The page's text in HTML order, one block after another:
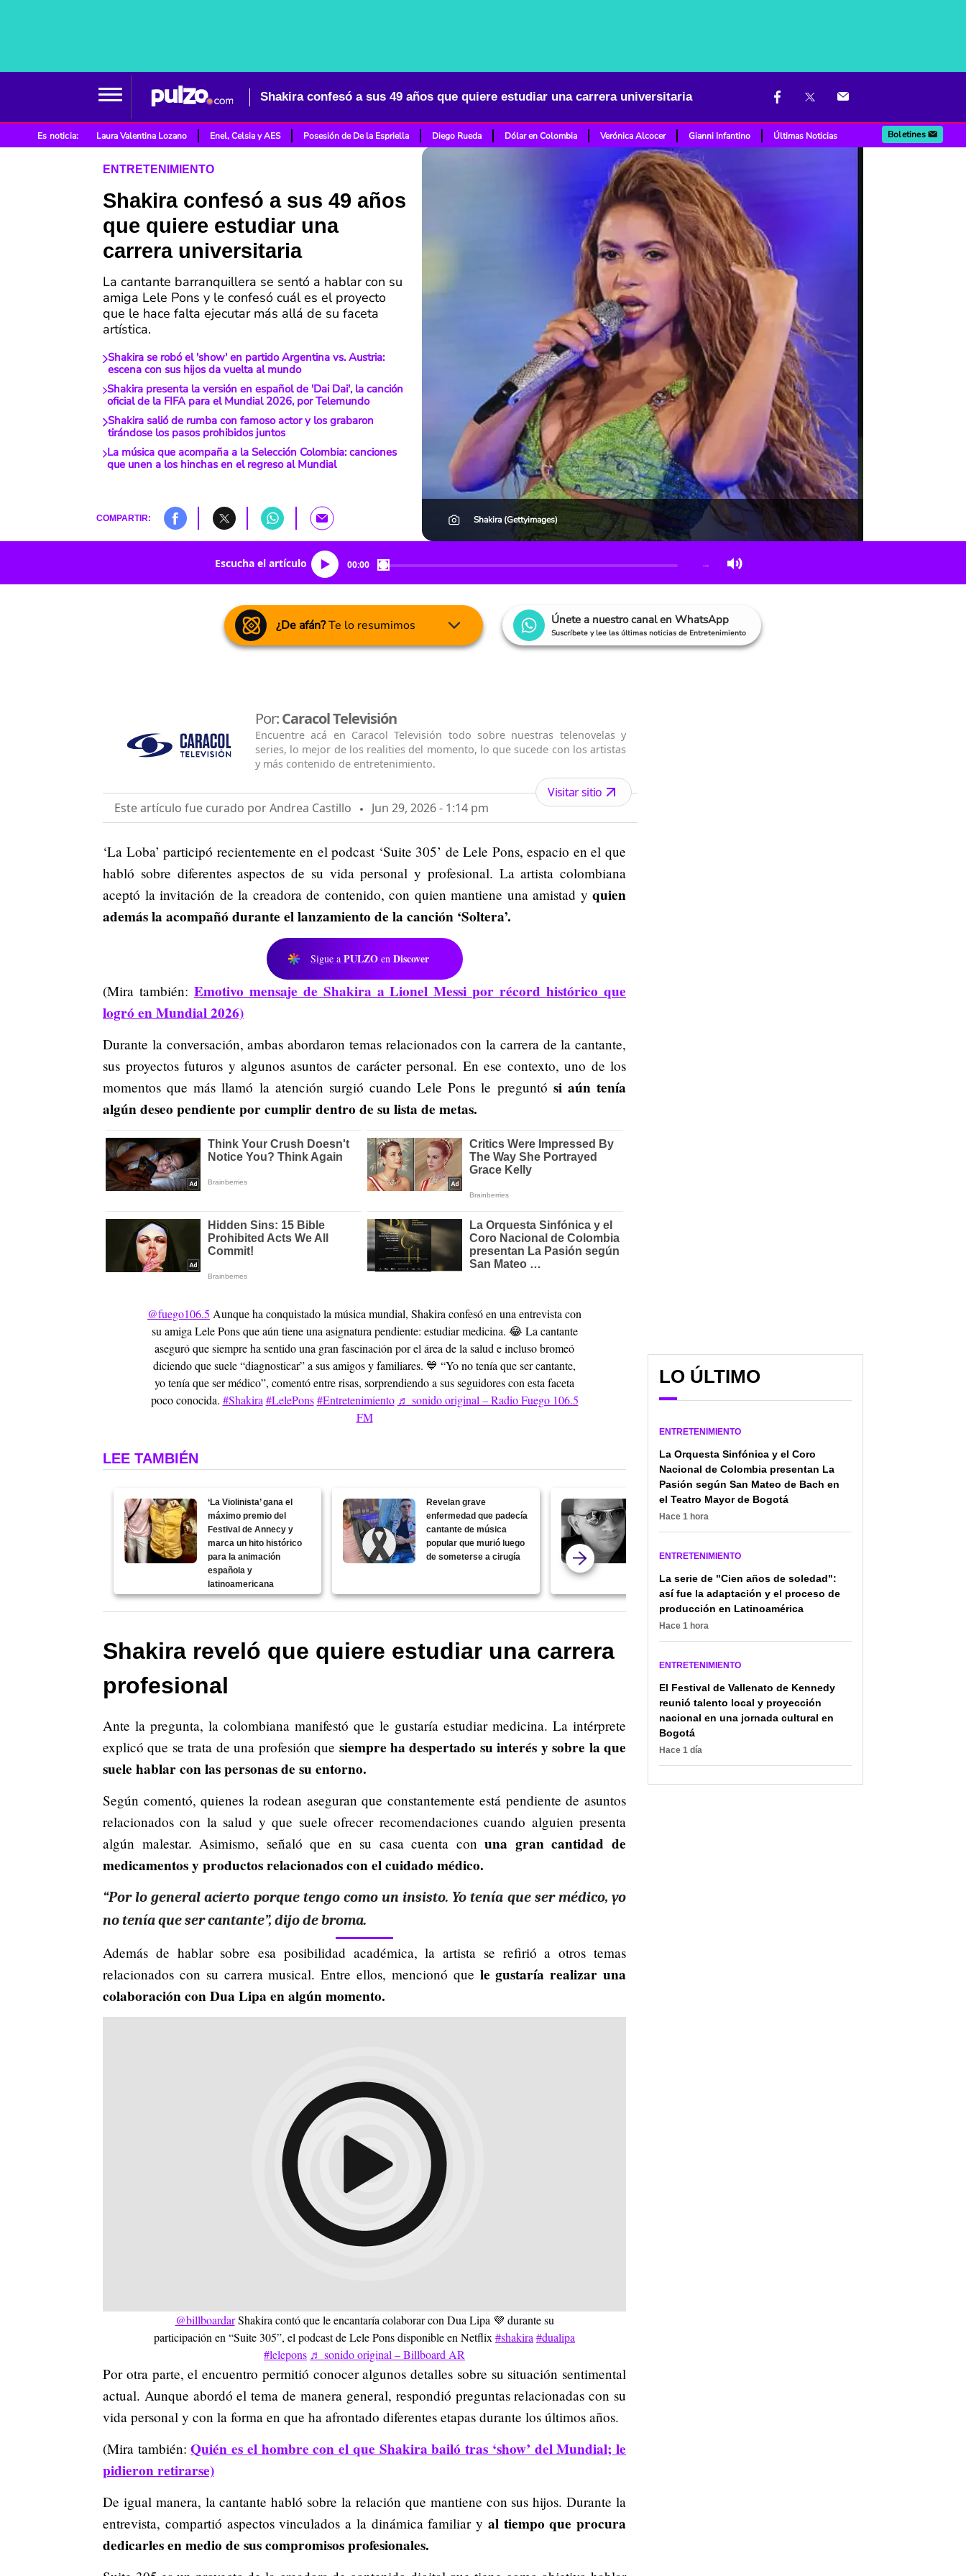
Shakira confesó a sus 49 años que quiere estudiar una carrera universitaria
Es noticia: Laura Valentina Lozano Enel, Celsia y AES Posesión de De la Espriella Diego Rueda Dólar en Colombia Verónica Alcocer Gianni Infantino Últimas Noticias Boletines
ENTRETENIMIENTO
Shakira confesó a sus 49 años
que quiere estudiar una
carrera universitaria
La cantante barranquillera se sentó a hablar con su
amiga Lele Pons y le confesó cuál es el proyecto
que le hace falta ejecutar más allá de su faceta
artística.
Shakira se robó el 'show' en partido Argentina vs. Austria:
escena con sus hijos da vuelta al mundo
Shakira presenta la versión en español de 'Dai Dai', la canción
oficial de la FIFA para el Mundial 2026, por Telemundo
Shakira salió de rumba con famoso actor y los grabaron
tirándose los pasos prohibidos juntos
La música que acompaña a la Selección Colombia: canciones
que unen a los hinchas en el regreso al Mundial
COMPARTIR: Shakira (Gettyimages)
Escucha el artículo 00:00 …
¿De afán?Te lo resumimos Únete a nuestro canal en WhatsApp
Suscríbete y lee las últimas noticias de Entretenimiento
Por:Caracol Televisión
Encuentre acá en Caracol Televisión todo sobre nuestras telenovelas y
series, lo mejor de los realities del momento, lo que sucede con los artistas
y más contenido de entretenimiento.
Este artículo fue curado por Andrea Castillo Jun 29, 2026 - 1:14 pm
Visitar sitio
‘La Loba’ participó recientemente en el podcast ‘Suite 305’ de Lele Pons, espacio en el que
habló sobre diferentes aspectos de su vida personal y profesional. La artista colombiana
aceptó la invitación de la creadora de contenido, con quien mantiene una amistad y quien
además la acompañó durante el lanzamiento de la canción ‘Soltera’.
Sigue a PULZO en Discover
(Mira también: Emotivo mensaje de Shakira a Lionel Messi por récord histórico que
logró en Mundial 2026)
Durante la conversación, ambas abordaron temas relacionados con la carrera de la cantante,
sus proyectos futuros y algunos asuntos de carácter personal. En ese contexto, uno de los
momentos que más llamó la atención surgió cuando Lele Pons le preguntó si aún tenía
algún deseo pendiente por cumplir dentro de su lista de metas.
@fuego106.5 Aunque ha conquistado la música mundial, Shakira confesó en una entrevista con
su amiga Lele Pons que aún tiene una asignatura pendiente: estudiar medicina. 😂 La cantante
aseguró que siempre ha sentido una gran fascinación por el área de la salud e incluso bromeó
diciendo que suele “diagnosticar” a sus amigos y familiares. 💙 “Yo no tenía que ser cantante,
yo tenía que ser médico”, comentó entre risas, sorprendiendo a sus seguidores con esta faceta
poco conocida. #Shakira #LelePons #Entretenimiento ♬ sonido original – Radio Fuego 106.5
FM
LEE TAMBIÉN
‘La Violinista’ gana el
máximo premio del
Festival de Annecy y
marca un hito histórico
para la animación
española y
latinoamericana
Revelan grave
enfermedad que padecía
cantante de música
popular que murió luego
de someterse a cirugía
Luto en la música
popular colombiana:
Shakira reveló que quiere estudiar una carrera
profesional
Ante la pregunta, la colombiana manifestó que le gustaría estudiar medicina. La intérprete
explicó que se trata de una profesión que siempre ha despertado su interés y sobre la que
suele hablar con las personas de su entorno.
Según comentó, quienes la rodean aseguran que constantemente está pendiente de asuntos
relacionados con la salud y que suele ofrecer recomendaciones cuando alguien presenta
algún malestar. Asimismo, señaló que en su casa cuenta conuna gran cantidad de
medicamentos y productos relacionados con el cuidado médico.
“Por lo general acierto porque tengo como un insisto. Yo tenía que ser médico, yo
no tenía que ser cantante”, dijo de broma.
Además de hablar sobre esa posibilidad académica, la artista se refirió a otros temas
relacionados con su carrera musical. Entre ellos, mencionó que le gustaría realizar una
colaboración con Dua Lipa en algún momento.
@billboardarShakira contó que le encantaría colaborar con Dua Lipa 💜 durante su
participación en “Suite 305”, el podcast de Lele Pons disponible en Netflix #shakira #dualipa
#lelepons ♬ sonido original – Billboard AR
Por otra parte, el encuentro permitió conocer algunos detalles sobre su situación sentimental
actual. Aunque abordó el tema de manera general, respondió preguntas relacionadas con su
vida personal y con la forma en que ha afrontado diferentes etapas durante los últimos años.
(Mira también:Quién es el hombre con el que Shakira bailó tras ‘show’ del Mundial; le
pidieron retirarse)
De igual manera, la cantante habló sobre la relación que mantiene con sus hijos. Durante la
entrevista, compartió aspectos vinculados a la dinámica familiar y al tiempo que procura
dedicarles en medio de sus compromisos profesionales.
LO ÚLTIMO
ENTRETENIMIENTO
La Orquesta Sinfónica y el Coro
Nacional de Colombia presentan La
Pasión según San Mateo de Bach en
el Teatro Mayor de Bogotá
Hace 1 hora
ENTRETENIMIENTO
La serie de "Cien años de soledad":
así fue la adaptación y el proceso de
producción en Latinoamérica
Hace 1 hora
ENTRETENIMIENTO
El Festival de Vallenato de Kennedy
reunió talento local y proyección
nacional en una jornada cultural en
Bogotá
Hace 1 día